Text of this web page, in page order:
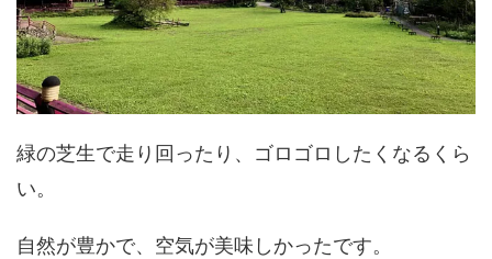
緑の芝生で走り回ったり、ゴロゴロしたくなるくら
い。
自然が豊かで、空気が美味しかったです。